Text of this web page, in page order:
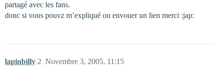
partagé avec les fans.
donc si vous pouvz m’expliqué ou envouer un lien merci :jap:
lapinbilly Novembre 3, 2005, 11:15
2